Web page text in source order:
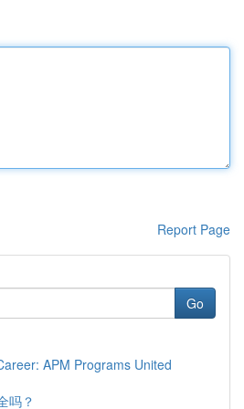
Report Page
Go
APM Programs United
吗？